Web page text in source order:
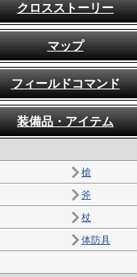
クロスストーリー
マップ
フィールドコマンド
装備品・アイテム
槍
斧
杖
体防具